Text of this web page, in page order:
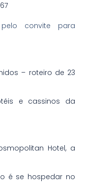
convite para
– roteiro de 23
e cassinos da
Hotel, a
é se hospedar no